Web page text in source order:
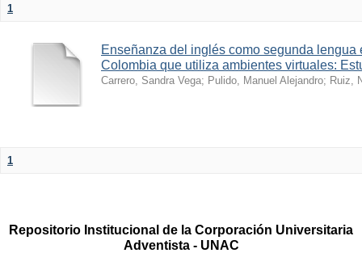
1
Enseñanza del inglés como segunda lengua
Colombia que utiliza ambientes virtuales:
Carrero, Sandra Vega; Pulido, Manuel Alejandro; Ruiz,
1
Repositorio Institucional de la Corporación Universitaria
Adventista - UNAC